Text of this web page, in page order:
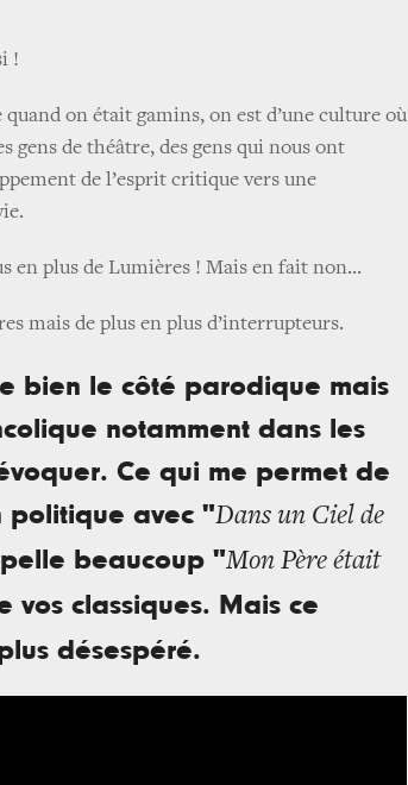
!
quand on était gamins, on est d’une culture où
gens de théâtre, des gens qui nous ont
de l’esprit critique vers une
en plus de Lumières ! Mais en fait non…
mais de plus en plus d’interrupteurs.
bien le côté parodique mais
notamment dans les
Ce qui me permet de
politique avec "Dans un Ciel de
beaucoup "Mon Père était
vos classiques. Mais ce
désespéré.